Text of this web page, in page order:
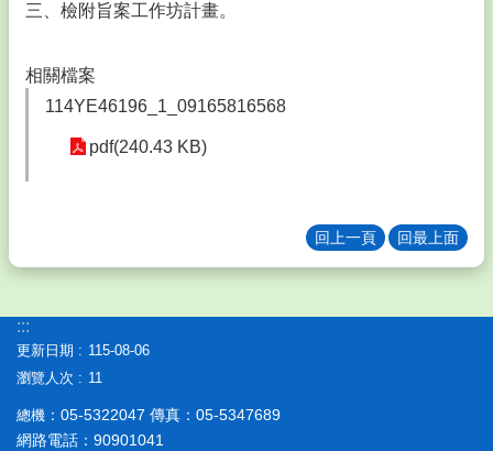
務
Electronic
Area
西
About
🎏
相
關
結
Related
三、檢附旨案工作坊計畫。
相關檔案
114YE46196_1_09165816568
pdf(240.43 KB)
回上一頁 回最上面
:::
更新日期
115-08-06
瀏覽人次
11
總機 ：05-5322047 傳真：05-5347689
網路電話：90901041